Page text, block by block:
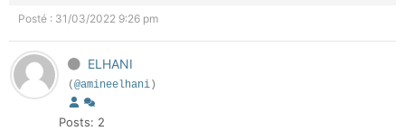
Posté : 31/03/2022 9:26 pm
ELHANI
(@amineelhani)
Posts: 2